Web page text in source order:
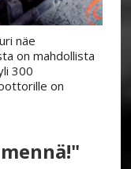
näe
on mahdollista
300
on